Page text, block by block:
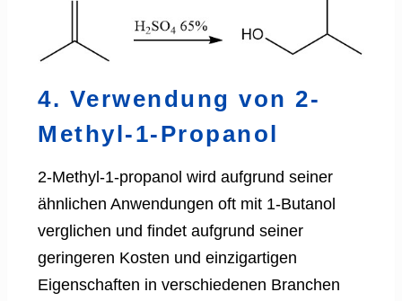
4. Verwendung von 2-
Methyl-1-Propanol
2-Methyl-1-propanol wird aufgrund seiner
ähnlichen Anwendungen oft mit 1-Butanol
verglichen und findet aufgrund seiner
geringeren Kosten und einzigartigen
Eigenschaften in verschiedenen Branchen